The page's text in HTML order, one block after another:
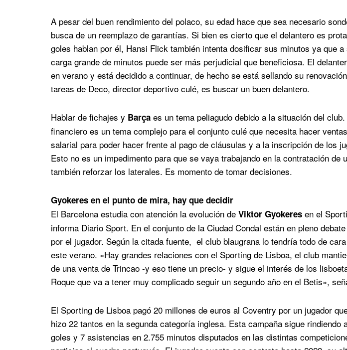
A pesar del buen rendimiento del polaco, su edad hace que sea necesario
busca de un reemplazo de garantías. Si bien es cierto que el delantero es
goles hablan por él, Hansi Flick también intenta dosificar sus minutos ya que
carga grande de minutos puede ser más perjudicial que beneficiosa. El
en verano y está decidido a continuar, de hecho se está sellando su
tareas de Deco, director deportivo culé, es buscar un buen delantero.
Hablar de fichajes y Barça es un tema peliagudo debido a la situación del
financiero es un tema complejo para el conjunto culé que necesita hacer
salarial para poder hacer frente al pago de cláusulas y a la inscripción de los
Esto no es un impedimento para que se vaya trabajando en la contratación de
también reforzar los laterales. Es momento de tomar decisiones.
Gyokeres en el punto de mira, hay que decidir
El Barcelona estudia con atención la evolución de Viktor Gyokeres en el
informa Diario Sport. En el conjunto de la Ciudad Condal están en pleno
por el jugador. Según la citada fuente, el club blaugrana lo tendría todo de
este verano. «Hay grandes relaciones con el Sporting de Lisboa, el club
de una venta de Trincao -y eso tiene un precio- y sigue el interés de los
Roque que va a tener muy complicado seguir un segundo año en el Betis»,
El Sporting de Lisboa pagó 20 millones de euros al Coventry por un jugador
hizo 22 tantos en la segunda categoría inglesa. Esta campaña sigue rindiendo
goles y 7 asistencias en 2.755 minutos disputados en las distintas